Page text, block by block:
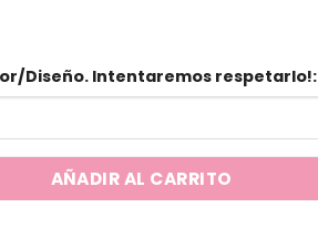
Diseño. Intentaremos respetarlo!:
AÑADIR AL CARRITO